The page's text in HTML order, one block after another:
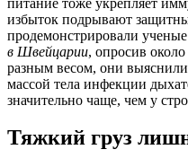
избыток подрывают
продемонстрировали
в Швейцарии, опросив
разным весом, они
массой тела инфекции
значительно чаще, чем у
Тяжкий груз